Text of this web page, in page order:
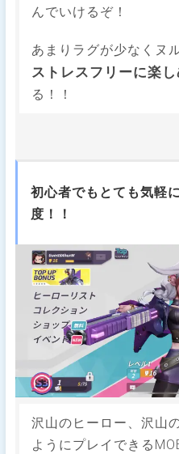
んでいけるぞ！
あまりラグが少なくヌ
ストレスフリーに楽
る！！
初心者でもとても気軽
度！！
沢山のヒーロー、沢山
ようにプレイできる